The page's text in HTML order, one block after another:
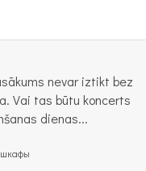
nevar iztikt bez
Vai tas būtu koncerts
dienas...